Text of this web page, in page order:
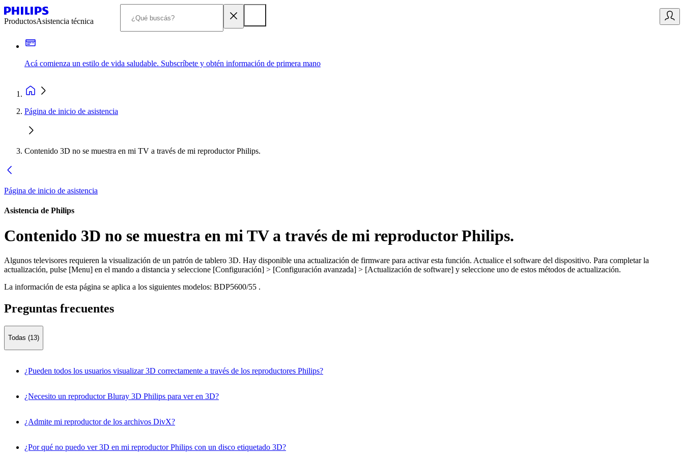
ProductosAsistencia técnica
Acá comienza un estilo de vida saludable. Subscríbete y obtén información de primera mano
Página de inicio de asistencia
Contenido 3D no se muestra en mi TV a través de mi reproductor Philips.
Página de inicio de asistencia
Asistencia de Philips
Contenido 3D no se muestra en mi TV a través de mi reproductor Philips.
Algunos televisores requieren la visualización de un patrón de tablero 3D. Hay disponible una actualización de firmware para activar esta función. Actualice el software del dispositivo. Para completar la
actualización, pulse [Menu] en el mando a distancia y seleccione [Configuración] > [Configuración avanzada] > [Actualización de software] y seleccione uno de estos métodos de actualización.
La información de esta página se aplica a los siguientes modelos: BDP5600/55 .
Preguntas frecuentes
Todas (13)
¿Pueden todos los usuarios visualizar 3D correctamente a través de los reproductores Philips?
¿Necesito un reproductor Bluray 3D Philips para ver en 3D?
¿Admite mi reproductor de los archivos DivX?
¿Por qué no puedo ver 3D en mi reproductor Philips con un disco etiquetado 3D?